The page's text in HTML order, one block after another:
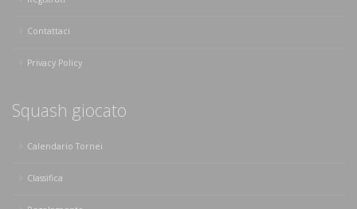
Contattaci
Privacy Policy
Squash giocato
Calendario Tornei
Classifica